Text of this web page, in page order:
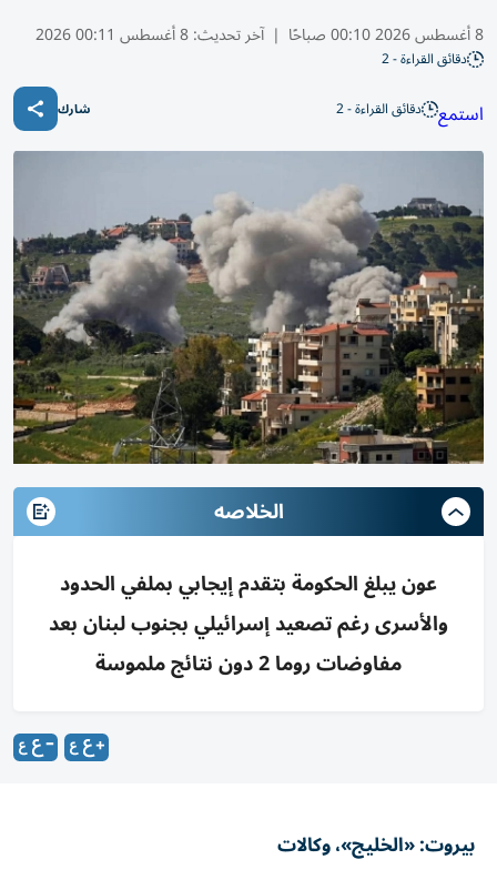
8 أغسطس 2026 00:10 صباحًا | آخر تحديث:8 أغسطس 00:11 2026
دقائق القراءة - 2
استمع دقائق القراءة - 2 شارك
الخلاصه
عون يبلغ الحكومة بتقدم إيجابي بملفي الحدود
والأسرى رغم تصعيد إسرائيلي بجنوب لبنان بعد
مفاوضات روما 2 دون نتائج ملموسة